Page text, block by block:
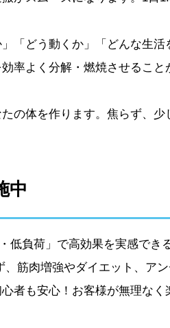
「どう動くか」「どんな生活
率よく分解・燃焼させるこ
の体を作ります。焦らず、
中
低負荷」で高効果を実感でき
筋肉増強やダイエット、アン
者も安心！お客様が無理な